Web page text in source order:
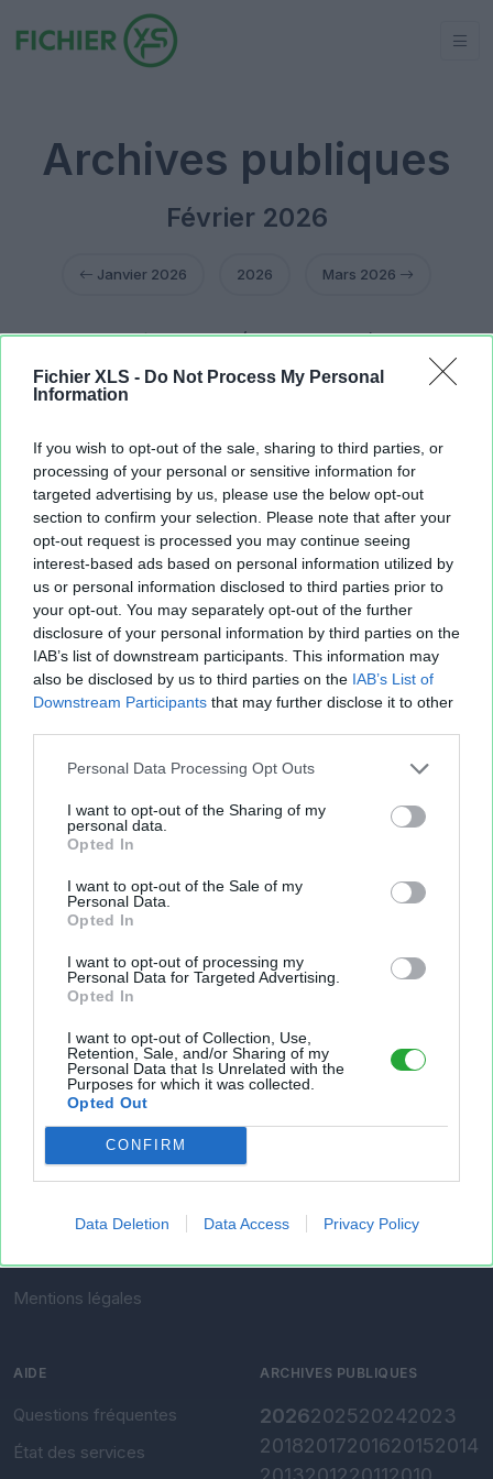
Fichier XLS - Do Not Process My Personal
Information
If you wish to opt-out of the sale, sharing to third parties, or
processing of your personal or sensitive information for
targeted advertising by us, please use the below opt-out
section to confirm your selection. Please note that after your
opt-out request is processed you may continue seeing
interest-based ads based on personal information utilized by
us or personal information disclosed to third parties prior to
your opt-out. You may separately opt-out of the further
disclosure of your personal information by third parties on the
IAB’s list of downstream participants. This information may
also be disclosed by us to third parties on the IAB’s List of
Downstream Participants that may further disclose it to other
Personal Data Processing Opt Outs
I want to opt-out of the Sharing of my
personal data.
Opted In
I want to opt-out of the Sale of my
Personal Data.
Opted In
I want to opt-out of processing my
Personal Data for Targeted Advertising.
Opted In
I want to opt-out of Collection, Use,
Retention, Sale, and/or Sharing of my
Personal Data that Is Unrelated with the
Purposes for which it was collected.
Opted Out
CONFIRM
Data Deletion Data Access Privacy Policy
Archives publiques
Février 2026
Janvier 2026 2026 Mars 2026
3 février 2026(1 fichier public)
7 février 2026
(2 fichiers publics)
10 février 2026
(1 fichier public)
15 février 2026(1 fichier public)
19 février 2026(1 fichier public)
20 février 2026(1 fichier public)
26 février 2026(1 fichier public)
et sans inscription, permettant de partager et
d'archiver facilement vos feuilles de calcul Excel
et Openoffice.
Mes fichiers
À PROPOS
Présentation
Conditions d'utilisation
Paramètres de
confidentialité
Mentions légales
OUTILS
Envoyer un fichier
AIDE
Questions fréquentes
État des services
ARCHIVES PUBLIQUES
2026202520242023
20182017201620152014